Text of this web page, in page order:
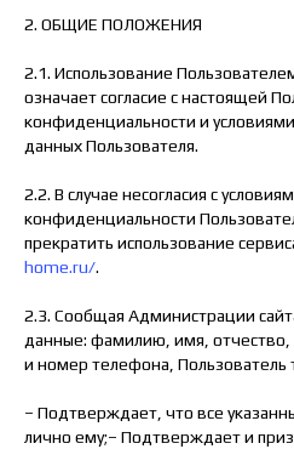
2. ОБЩИЕ ПОЛОЖЕНИЯ
2.1. Использование
означает согласие с настоящей
конфиденциальности и
данных Пользователя.
2.2. В случае несогласия с
конфиденциальности
прекратить использование
home.ru/.
2.3. Сообщая Администрации
данные: фамилию, имя,
и номер телефона, Пользователь
– Подтверждает, что все
лично ему;– Подтверждает и